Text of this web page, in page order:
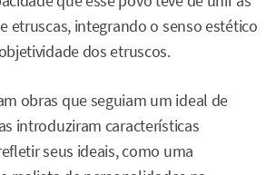
etruscas, integrando o senso estético
dos etruscos.
obras que seguiam um ideal de
introduziram características
seus ideais, como uma